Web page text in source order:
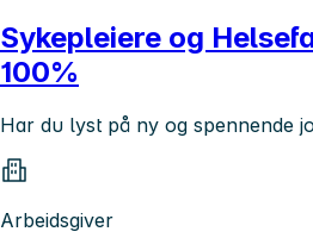
Sykepleiere og
100%
Har du lyst på ny og spennende
Arbeidsgiver